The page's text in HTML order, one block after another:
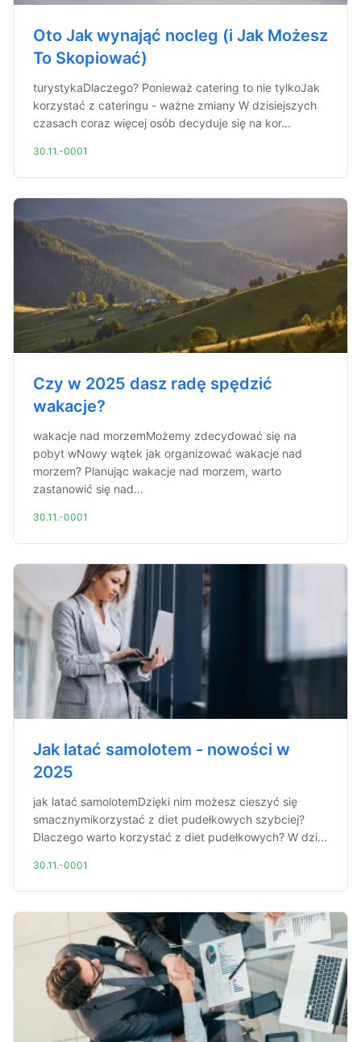
Oto Jak wynająć nocleg (i Jak Możesz
To Skopiować)
turystykaDlaczego? Ponieważ catering to nie tylkoJak
korzystać z cateringu - ważne zmiany W dzisiejszych
czasach coraz więcej osób decyduje się na kor...
30.11.-0001
Czy w 2025 dasz radę spędzić
wakacje?
wakacje nad morzemMożemy zdecydować się na
pobyt wNowy wątek jak organizować wakacje nad
morzem? Planując wakacje nad morzem, warto
zastanowić się nad...
30.11.-0001
Jak latać samolotem - nowości w
2025
jak latać samolotemDzięki nim możesz cieszyć się
smacznymikorzystać z diet pudełkowych szybciej?
Dlaczego warto korzystać z diet pudełkowych? W dzi...
30.11.-0001